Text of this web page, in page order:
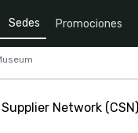
Sedes Promociones
Network